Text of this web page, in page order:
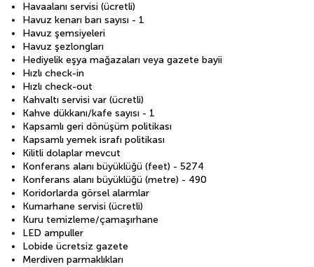
Havaalanı servisi (ücretli)
Havuz kenarı barı sayısı - 1
Havuz şemsiyeleri
Havuz şezlongları
Hediyelik eşya mağazaları veya gazete bayii
Hızlı check-in
Hızlı check-out
Kahvaltı servisi var (ücretli)
Kahve dükkanı/kafe sayısı - 1
Kapsamlı geri dönüşüm politikası
Kapsamlı yemek israfı politikası
Kilitli dolaplar mevcut
Konferans alanı büyüklüğü (feet) - 5274
Konferans alanı büyüklüğü (metre) - 490
Koridorlarda görsel alarmlar
Kumarhane servisi (ücretli)
Kuru temizleme/çamaşırhane
LED ampuller
Lobide ücretsiz gazete
Merdiven parmaklıkları